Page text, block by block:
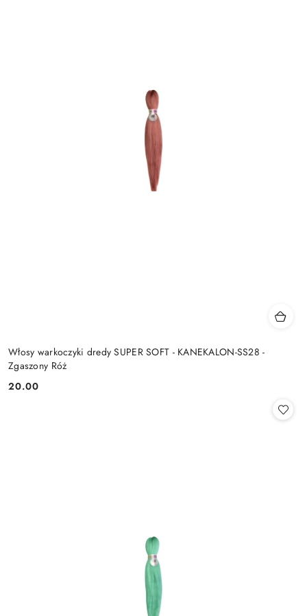
Włosy warkoczyki dredy SUPER SOFT - KANEKALON-SS28 -
Zgaszony Róż
Cena:
20.00